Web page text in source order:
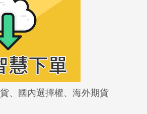
、國內選擇權、海外期貨